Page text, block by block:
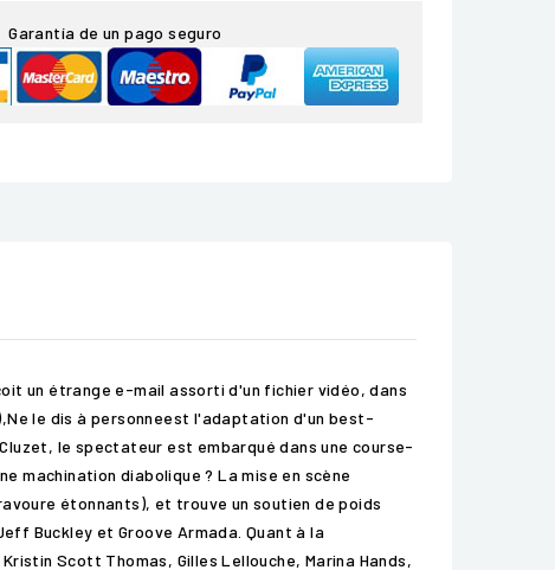
Garantía de un pago seguro
un étrange e-mail assorti d'un fichier vidéo, dans
le dis à personneest l'adaptation d'un best-
le spectateur est embarqué dans une course-
machination diabolique ? La mise en scène
étonnants), et trouve un soutien de poids
Buckley et Groove Armada. Quant à la
Scott Thomas, Gilles Lellouche, Marina Hands,